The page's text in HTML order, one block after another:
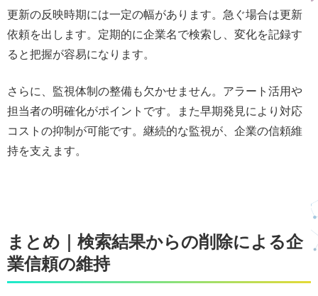
更新の反映時期には一定の幅があります。急ぐ場合は更新
依頼を出します。定期的に企業名で検索し、変化を記録す
ると把握が容易になります。
さらに、監視体制の整備も欠かせません。アラート活用や
担当者の明確化がポイントです。また早期発見により対応
コストの抑制が可能です。継続的な監視が、企業の信頼維
持を支えます。
まとめ｜検索結果からの削除による企
業信頼の維持